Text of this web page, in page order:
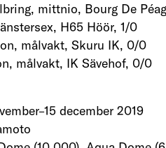
mittnio, Bourg De
H65 Höör, 1/0
målvakt, Skuru IK, 0/0
målvakt, IK Sävehof, 0/0
december 2019